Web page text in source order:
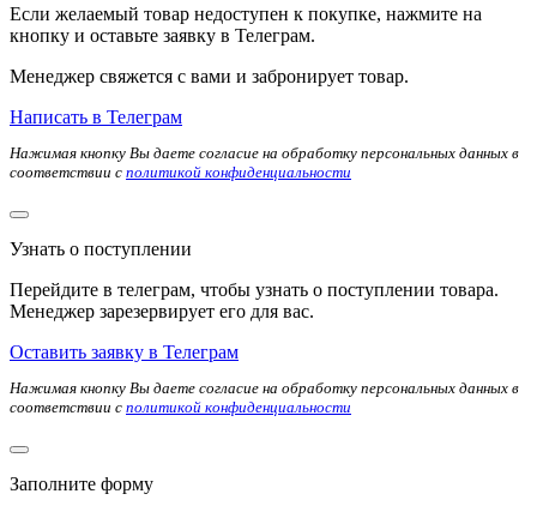
Если желаемый товар недоступен к покупке, нажмите на
кнопку и оставьте заявку в Телеграм.
Менеджер свяжется с вами и забронирует товар.
Написать в Телеграм
Нажимая кнопку Вы даете согласие на обработку персональных данных в
соответствии с политикой конфиденциальности
Узнать о поступлении
Перейдите в телеграм, чтобы узнать о поступлении товара.
Менеджер зарезервирует его для вас.
Оставить заявку в Телеграм
Нажимая кнопку Вы даете согласие на обработку персональных данных в
соответствии с политикой конфиденциальности
Заполните форму